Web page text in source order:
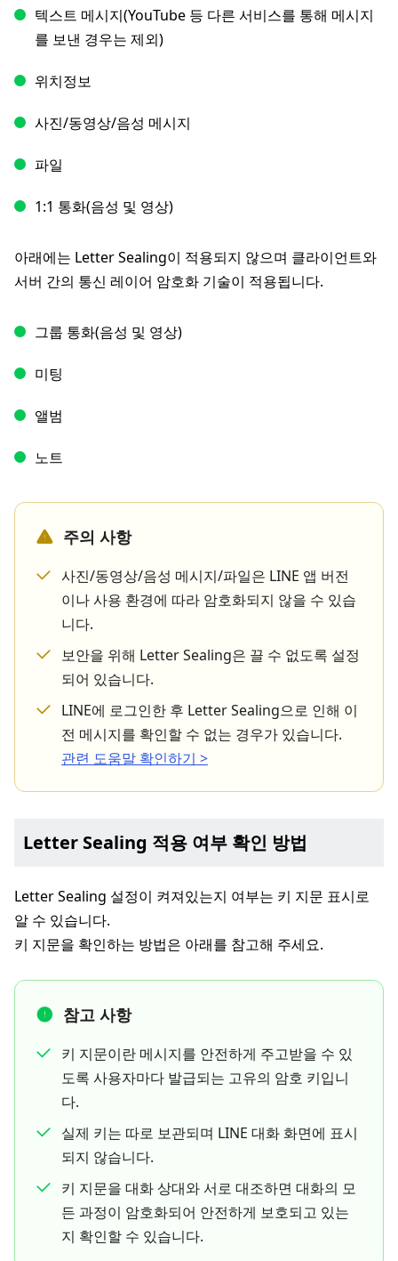
텍스트 메시지(YouTube 등 다른 서비스를 통해 메시지
를 보낸 경우는 제외)
위치정보
사진/동영상/음성 메시지
파일
1:1 통화(음성 및 영상)
아래에는 Letter Sealing이 적용되지 않으며 클라이언트와
서버 간의 통신 레이어 암호화 기술이 적용됩니다.
그룹 통화(음성 및 영상)
미팅
앨범
노트
주의 사항
사진/동영상/음성 메시지/파일은 LINE 앱 버전
이나 사용 환경에 따라 암호화되지 않을 수 있습
니다.
보안을 위해 Letter Sealing은 끌 수 없도록 설정
되어 있습니다.
LINE에 로그인한 후 Letter Sealing으로 인해 이
전 메시지를 확인할 수 없는 경우가 있습니다.
관련 도움말 확인하기 >
Letter Sealing 적용 여부 확인 방법
Letter Sealing 설정이 켜져있는지 여부는 키 지문 표시로
알 수 있습니다.
키 지문을 확인하는 방법은 아래를 참고해 주세요.
참고 사항
키 지문이란 메시지를 안전하게 주고받을 수 있
도록 사용자마다 발급되는 고유의 암호 키입니
다.
실제 키는 따로 보관되며 LINE 대화 화면에 표시
되지 않습니다.
키 지문을 대화 상대와 서로 대조하면 대화의 모
든 과정이 암호화되어 안전하게 보호되고 있는
지 확인할 수 있습니다.